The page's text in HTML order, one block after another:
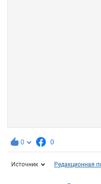
0 0
Источник Редакционная